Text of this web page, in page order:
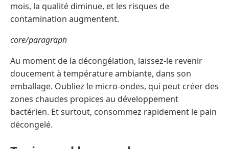
mois, la qualité diminue, et les risques de
contamination augmentent.
core/paragraph
Au moment de la décongélation, laissez-le revenir
doucement à température ambiante, dans son
emballage. Oubliez le micro-ondes, qui peut créer des
zones chaudes propices au développement
bactérien. Et surtout, consommez rapidement le pain
décongelé.